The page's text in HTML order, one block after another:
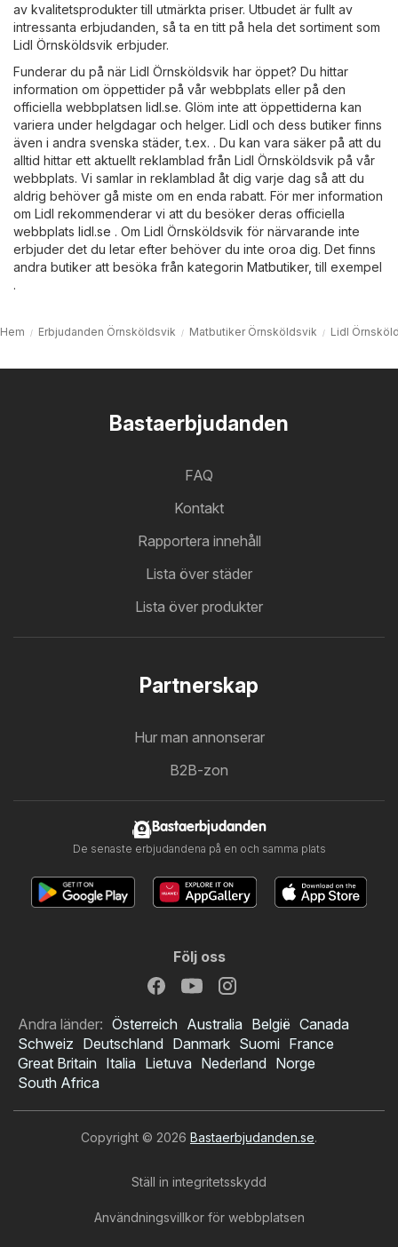
av kvalitetsprodukter till utmärkta priser. Utbudet är fullt av
intressanta erbjudanden, så ta en titt på hela det sortiment som
Lidl Örnsköldsvik erbjuder.
Funderar du på när Lidl Örnsköldsvik har öppet? Du hittar
information om öppettider på vår webbplats eller på den
officiella webbplatsen lidl.se. Glöm inte att öppettiderna kan
variera under helgdagar och helger. Lidl och dess butiker finns
även i andra svenska städer, t.ex. . Du kan vara säker på att du
alltid hittar ett aktuellt reklamblad från Lidl Örnsköldsvik på vår
webbplats. Vi samlar in reklamblad åt dig varje dag så att du
aldrig behöver gå miste om en enda rabatt. För mer information
om Lidl rekommenderar vi att du besöker deras officiella
webbplats lidl.se . Om Lidl Örnsköldsvik för närvarande inte
erbjuder det du letar efter behöver du inte oroa dig. Det finns
andra butiker att besöka från kategorin Matbutiker, till exempel
.
Hem Erbjudanden Örnsköldsvik Matbutiker Örnsköldsvik Lidl
Bastaerbjudanden
FAQ
Kontakt
Rapportera innehåll
Lista över städer
Lista över produkter
Partnerskap
Hur man annonserar
B2B-zon
Bastaerbjudanden
De senaste erbjudandena på en och samma plats
Följ oss
Andra länder: Österreich Australia België Canada
Schweiz Deutschland Danmark Suomi France
Great Britain Italia Lietuva Nederland Norge
South Africa
Copyright © 2026 Bastaerbjudanden.se.
Ställ in integritetsskydd
Användningsvillkor för webbplatsen